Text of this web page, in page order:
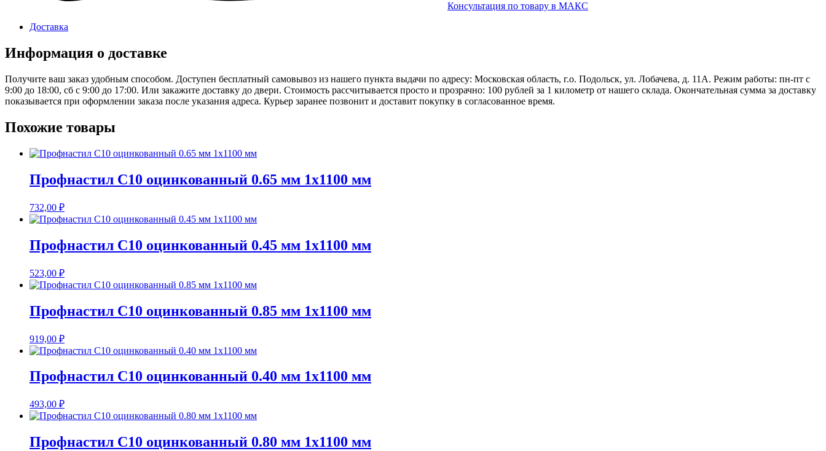
Консультация по товару в МАКС
Доставка
Информация о доставке
Получите ваш заказ удобным способом. Доступен бесплатный самовывоз из нашего пункта выдачи по адресу: Московская область, г.о. Подольск, ул. Лобачева, д. 11А. Режим работы: пн-пт с
9:00 до 18:00, сб с 9:00 до 17:00. Или закажите доставку до двери. Стоимость рассчитывается просто и прозрачно: 100 рублей за 1 километр от нашего склада. Окончательная сумма за доставку
показывается при оформлении заказа после указания адреса. Курьер заранее позвонит и доставит покупку в согласованное время.
Похожие товары
Профнастил С10 оцинкованный 0.65 мм 1х1100 мм
732,00 ₽
Профнастил С10 оцинкованный 0.45 мм 1х1100 мм
523,00 ₽
Профнастил С10 оцинкованный 0.85 мм 1х1100 мм
919,00 ₽
Профнастил С10 оцинкованный 0.40 мм 1х1100 мм
493,00 ₽
Профнастил С10 оцинкованный 0.80 мм 1х1100 мм